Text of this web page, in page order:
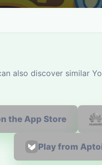
also discover similar
the App Store
Play from